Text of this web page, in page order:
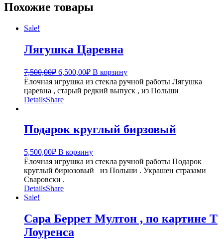
елкой
Похожие товары
Sale!
Лягушка Царевна
7,500,00₽ Первоначальная
цена
составляла
7,500,00₽.
6,500,00₽Текущая
цена:
6,500,00₽.
В корзину
Ёлочная игрушка из стекла ручной работы Лягушка
царевна , старый редкий выпуск , из Польши
DetailsShare
Подарок круглый бирзовый
5,500,00₽ В корзину
Ёлочная игрушка из стекла ручной работы Подарок
круглый бирюзовый из Польши . Украшен стразами
Сваровски .
DetailsShare
Sale!
Сара Беррет Мултон , по картине Т
Лоуренса